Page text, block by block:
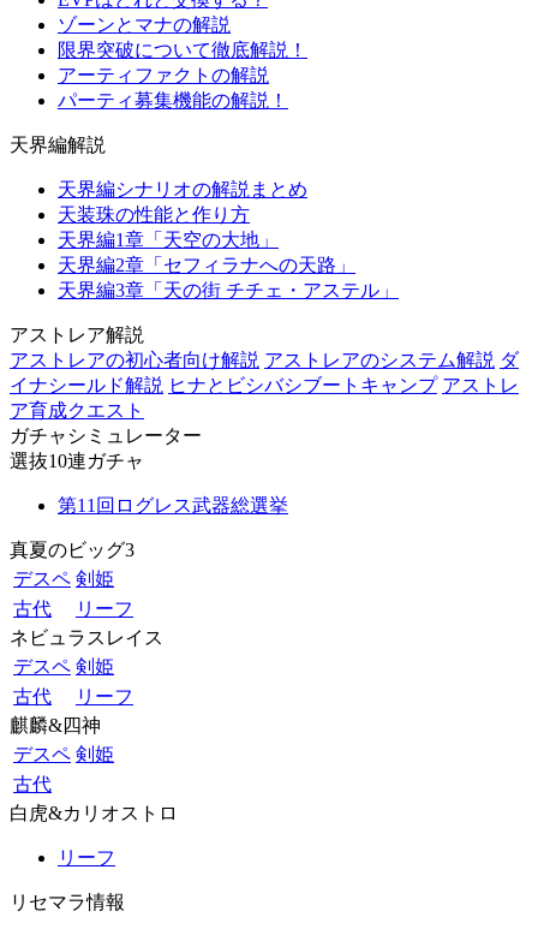
ゾーンとマナの解説
限界突破について徹底解説！
アーティファクトの解説
パーティ募集機能の解説！
天界編解説
天界編シナリオの解説まとめ
天装珠の性能と作り方
天界編1章「天空の大地」
天界編2章「セフィラナへの天路」
天界編3章「天の街 チチェ・アステル」
アストレア解説
アストレアの初心者向け解説 アストレアのシステム解説 ダ
イナシールド解説 ヒナとビシバシブートキャンプ アストレ
ア育成クエスト
ガチャシミュレーター
選抜10連ガチャ
第11回ログレス武器総選挙
真夏のビッグ3
デスペ 剣姫
古代
リーフ
ネビュラスレイス
デスペ 剣姫
古代
リーフ
麒麟&四神
デスペ 剣姫
古代
白虎&カリオストロ
リーフ
リセマラ情報